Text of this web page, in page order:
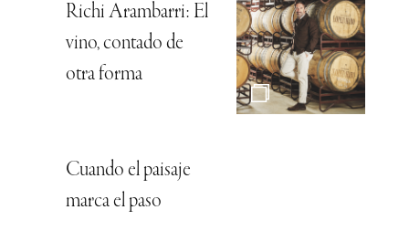
Richi Arambarri: El
vino, contado de
otra forma
Cuando el paisaje
marca el paso